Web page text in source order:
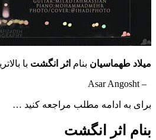
بناماثر انگشتبا بالاترین کیفیت
ادامه مطلب مراجعه کنید …
انگشت